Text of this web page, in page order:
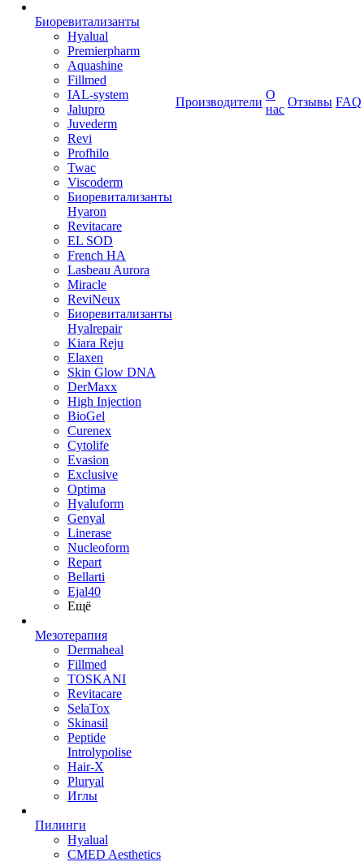
Биоревитализанты
Hyalual
Premierpharm
Aquashine
Fillmed
IAL-system
Jalupro
Juvederm
Revi
Profhilo
Twac
Viscoderm
Биоревитализанты
Hyaron
Revitacare
EL SOD
French HA
Lasbeau Aurora
Miracle
ReviNeux
Биоревитализанты
Hyalrepair
Kiara Reju
Elaxen
Skin Glow DNA
DerMaxx
High Injection
BioGel
Curenex
Cytolife
Evasion
Exclusive
Optima
Hyaluform
Genyal
Linerase
Nucleoform
Repart
Bellarti
Ejal40
Ещё
Мезотерапия
Dermaheal
Fillmed
TOSKANI
Revitacare
SelaTox
Skinasil
Peptide
Introlypolise
Hair-X
Pluryal
Иглы
Пилинги
Hyalual
CMED Aesthetics
Производители
О
нас
Отзывы FAQ